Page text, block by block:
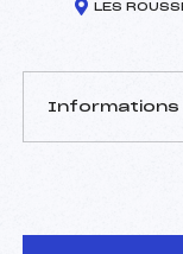
LES
Informations